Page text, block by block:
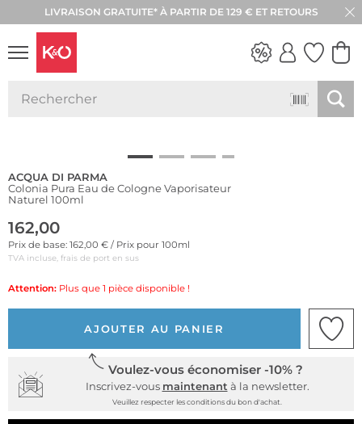
LIVRAISON GRATUITE* À PARTIR DE 129 € ET RETOURS
RETOUR SOUS 30 JOURS
ACQUA DI PARMA
Colonia Pura Eau de Cologne Vaporisateur
Naturel 100ml
162,00
Prix de base: 162,00 € / Prix pour 100ml
TVA incluse, frais de port en sus
Attention: Plus que 1 pièce disponible !
AJOUTER AU PANIER
Voulez-vous économiser -10% ?
Inscrivez-vous maintenant à la newsletter.
Veuillez respecter les conditions du bon d'achat.